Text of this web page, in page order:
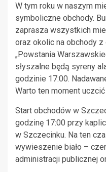
W tym roku w naszym
symboliczne obchody.
zaprasza wszystkich
oraz okolic na obchody
„Powstania
słyszalne będą syreny
godzinie 17:00.
Warto ten moment
Start obchodów w
godzinę 17:00 przy
w Szczecinku. Na ten
wywieszenie biało –
administracji publicznej